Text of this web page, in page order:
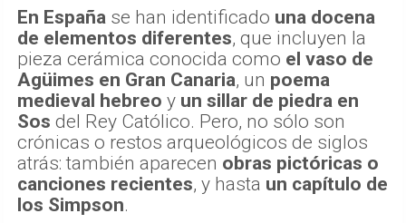
En España se han identificado una docena
de elementos diferentes, que incluyen la
pieza cerámica conocida como el vaso de
Agüimes en Gran Canaria, un poema
medieval hebreo y un sillar de piedra en
Sos del Rey Católico. Pero, no sólo son
crónicas o restos arqueológicos de siglos
atrás: también aparecen obras pictóricas o
canciones recientes, y hasta un capítulo de
los Simpson.